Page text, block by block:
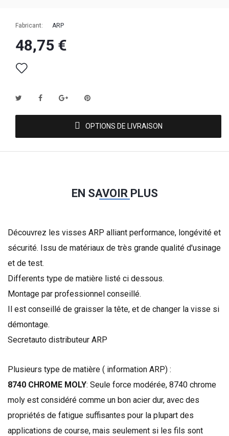
Fabricant: ARP
48,75 €
OPTIONS DE LIVRAISON
EN SAVOIR PLUS
Découvrez les visses ARP alliant performance, longévité et
sécurité. Issu de matériaux de très grande qualité d'usinage
et de test.
Differents type de matière listé ci dessous.
Montage par professionnel conseillé.
Il est conseillé de graisser la tête, et de changer la visse si
démontage.
Secretauto distributeur ARP
Plusieurs type de matière ( information ARP) :
8740 CHROME MOLY: Seule force modérée, 8740 chrome
moly est considéré comme un bon acier dur, avec des
propriétés de fatigue suffisantes pour la plupart des
applications de course, mais seulement si les fils sont